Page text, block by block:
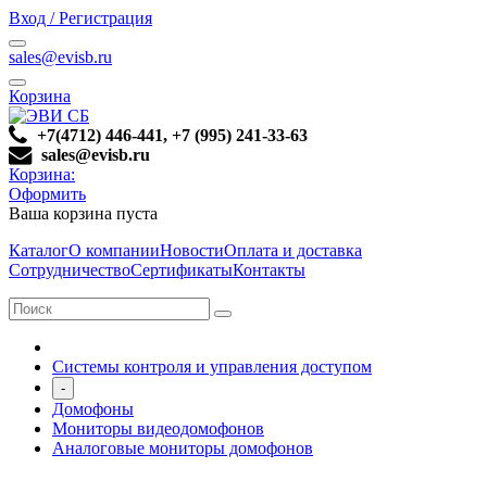
Вход / Регистрация
sales@evisb.ru
Корзина
+7(4712) 446-441, +7 (995) 241-33-63
sales@evisb.ru
Корзина:
Оформить
Ваша корзина пуста
КаталогО компанииНовостиОплата и доставка
СотрудничествоСертификатыКонтакты
Системы контроля и управления доступом
-
Домофоны
Мониторы видеодомофонов
Аналоговые мониторы домофонов